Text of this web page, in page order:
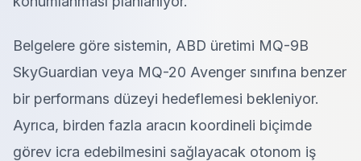
Belgelere göre sistemin, ABD üretimi MQ-9B
SkyGuardian veya MQ-20 Avenger sınıfına benzer
bir performans düzeyi hedeflemesi bekleniyor.
Ayrıca, birden fazla aracın koordineli biçimde
görev icra edebilmesini sağlayacak otonom iş